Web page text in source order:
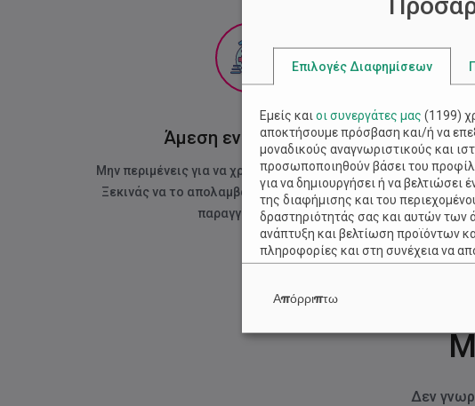
Άμεση ενεργοποίηση
Μην περιμένεις για να χρησιμοποιήσεις το VPS σου.
Ξεκινάς να το απολαμβάνεις με την εξόφληση της
παραγγελίας σου.
Δεν
Επιλογές Διαφημίσεων
Εμείς και οι συνεργάτες μας (1199)
αποκτήσουμε πρόσβαση και/ή να
μοναδικούς αναγνωριστικούς και
προσωποποιηθούν βάσει του προφίλ
για να δημιουργήσει ή να βελτιώσει
της διαφήμισης και του
δραστηριότητάς σας και αυτών των
ανάπτυξη και βελτίωση προϊόντων
πληροφορίες και στη συνέχεια να
ακόμη να επιλέξετε να αποχωρήσετε
επιλογές σας επηρεάζουν μόνο
μπορείτε να προσαρμόσετε τις
Απόρριπτω